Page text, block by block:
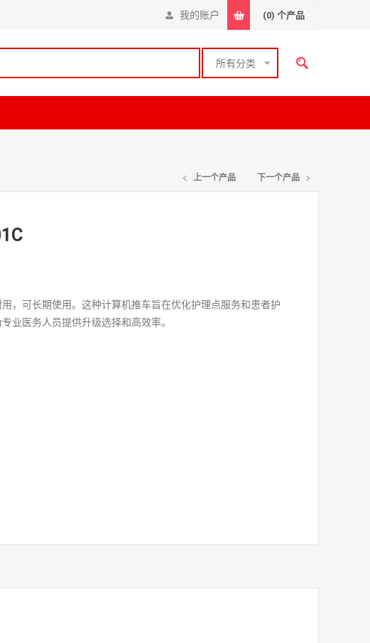
我的账户 (0) 个产品
所有分类
上一个产品 下一个产品
，可长期使用。这种计算机推车旨在优化护理点服务和患者护
业医务人员提供升级选择和高效率。